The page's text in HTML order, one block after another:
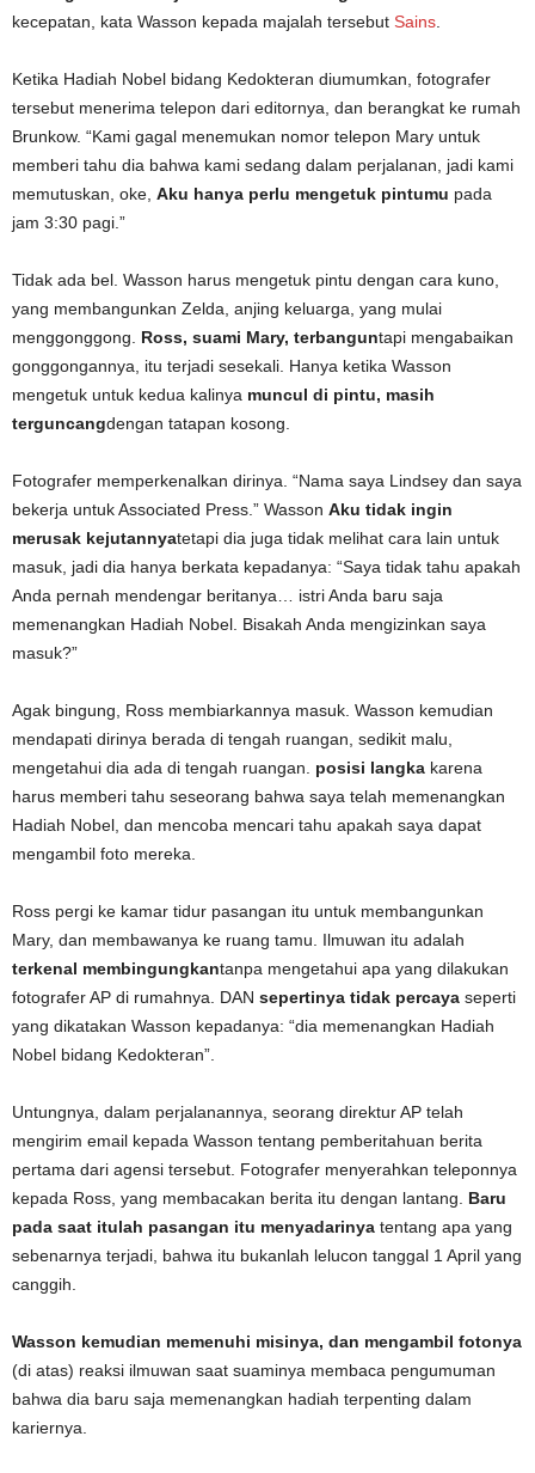
kecepatan, kata Wasson kepada majalah tersebut Sains
Ketika Hadiah Nobel bidang Kedokteran diumumkan, fotografer
tersebut menerima telepon dari editornya, dan berangkat ke rumah
Brunkow. “Kami gagal menemukan nomor telepon Mary untuk
memberi tahu dia bahwa kami sedang dalam perjalanan, jadi kami
memutuskan, oke, Aku hanya perlu mengetuk pintumu pada
jam 3:30 pagi.”
Tidak ada bel. Wasson harus mengetuk pintu dengan cara kuno,
yang membangunkan Zelda, anjing keluarga, yang mulai
menggonggong. Ross, suami Mary, terbanguntapi mengabaikan
gonggongannya, itu terjadi sesekali. Hanya ketika Wasson
mengetuk untuk kedua kalinya muncul di pintu, masih
terguncangdengan tatapan kosong.
Fotografer memperkenalkan dirinya. “Nama saya Lindsey dan saya
bekerja untuk Associated Press.” Wasson Aku tidak ingin
merusak kejutannyatetapi dia juga tidak melihat cara lain untuk
masuk, jadi dia hanya berkata kepadanya: “Saya tidak tahu apakah
Anda pernah mendengar beritanya… istri Anda baru saja
memenangkan Hadiah Nobel. Bisakah Anda mengizinkan saya
masuk?”
Agak bingung, Ross membiarkannya masuk. Wasson kemudian
mendapati dirinya berada di tengah ruangan, sedikit malu,
mengetahui dia ada di tengah ruangan.
posisi langka karena
harus memberi tahu seseorang bahwa saya telah memenangkan
Hadiah Nobel, dan mencoba mencari tahu apakah saya dapat
mengambil foto mereka.
Ross pergi ke kamar tidur pasangan itu untuk membangunkan
Mary, dan membawanya ke ruang tamu. Ilmuwan itu adalah
terkenal membingungkantanpa mengetahui apa yang dilakukan
fotografer AP di rumahnya. DAN sepertinya tidak percaya seperti
yang dikatakan Wasson kepadanya: “dia memenangkan Hadiah
Nobel bidang Kedokteran”.
Untungnya, dalam perjalanannya, seorang direktur AP telah
mengirim email kepada Wasson tentang pemberitahuan berita
pertama dari agensi tersebut. Fotografer menyerahkan teleponnya
kepada Ross, yang membacakan berita itu dengan lantang. Baru
pada saat itulah pasangan itu menyadarinya tentang apa yang
sebenarnya terjadi, bahwa itu bukanlah lelucon tanggal 1 April yang
canggih.
Wasson kemudian memenuhi misinya, dan mengambil fotonya
(di atas) reaksi ilmuwan saat suaminya membaca pengumuman
bahwa dia baru saja memenangkan hadiah terpenting dalam
kariernya.